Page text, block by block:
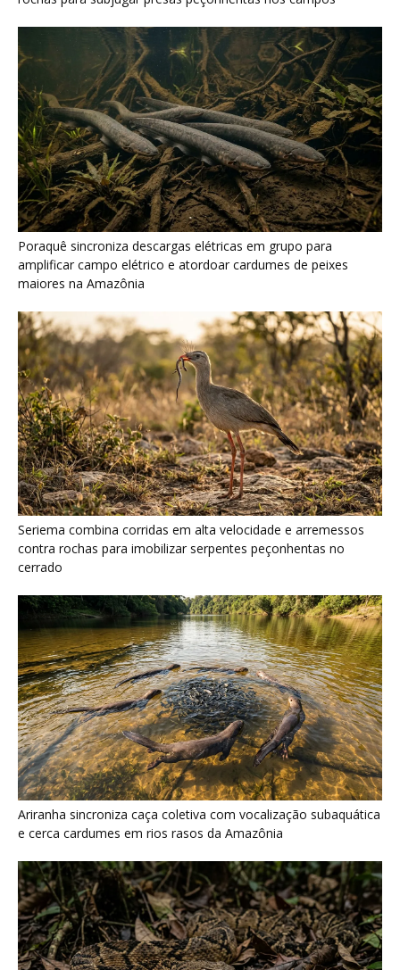
Seriema combina corridas em alta velocidade e arremessos
contra rochas para imobilizar serpentes peçonhentas no
cerrado
Ariranha sincroniza caça coletiva com vocalização subaquática
e cerca cardumes em rios rasos da Amazônia
Surucucu detecta calor pela fosseta loreal e prepara ataque de
emboscada no escuro da floresta
Últimas noticias
Cientistas descobriram que a Amazônia "fala"